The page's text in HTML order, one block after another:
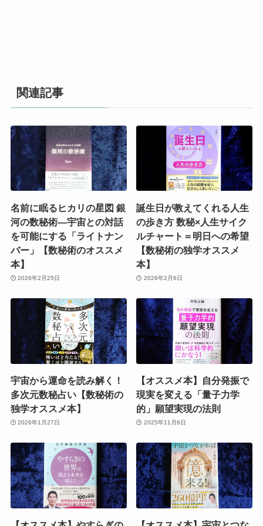
関連記事
名前に眠るヒカリの星図 銀
河の数秘術―宇宙との対話
を可能にする「ライトナン
バー」【数秘術のオススメ
本】
2026年2月25日
誕生日が教えてくれる人生
の歩き方 数秘×人生サイク
ルチャート＝明日への希望
【数秘術の独学オススメ
本】
2026年2月6日
宇宙から運命を読み解く！
多次元数秘占い【数秘術の
独学オススメ本】
2026年1月27日
【オススメ本】自分発振で
現実を変える「量子力学
的」願望実現の法則
2025年11月6日